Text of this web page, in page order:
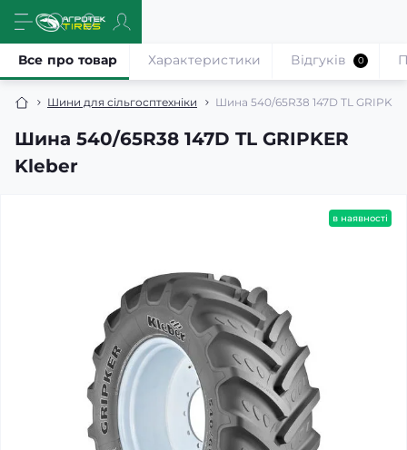
Шини для сільгосптехніки Шина 540/65R38 147D TL
Шина 540/65R38 147D TL GRIPKER
Kleber
Все про товар Характеристики Відгуків 0
в наявності